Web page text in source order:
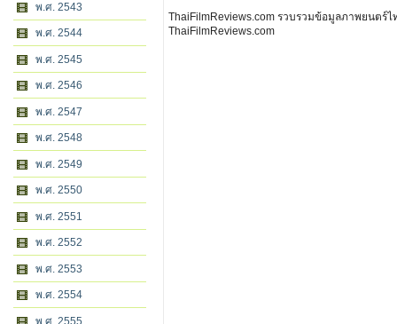
พ.ศ. 2543
พ.ศ. 2544
พ.ศ. 2545
พ.ศ. 2546
พ.ศ. 2547
พ.ศ. 2548
พ.ศ. 2549
พ.ศ. 2550
พ.ศ. 2551
พ.ศ. 2552
พ.ศ. 2553
พ.ศ. 2554
พ.ศ. 2555
ThaiFilmReviews.com รวบรวมข้อมูลภาพยนตร์
ThaiFilmReviews.com